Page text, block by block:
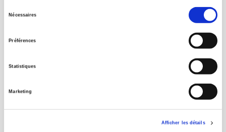
Nécessaires
Préférences
Statistiques
Marketing
Afficher les détails
Maison d'édition dédiée aux sciences humaines et sociales, les
Presses de Sciences Po participent depuis leur création en 1976
POUR LES LIBRAIRES